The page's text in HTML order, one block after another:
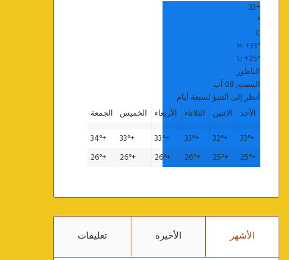
+
33
°
C
H:+33°
L:+25°
الناظور
السبت, 08 آب
أنظر إلى التنبؤ لسبعة أيام
الأحد
الاثنين الثلاثاء الأربعاء الخميس الجمعة
+
33°
+
32°
+
33°
+
33°
+
33°
+
34°
+
25°
+
25°
+
26°
+
26°
+
26°
+
26°
الأشهر الأخيرة تعليقات